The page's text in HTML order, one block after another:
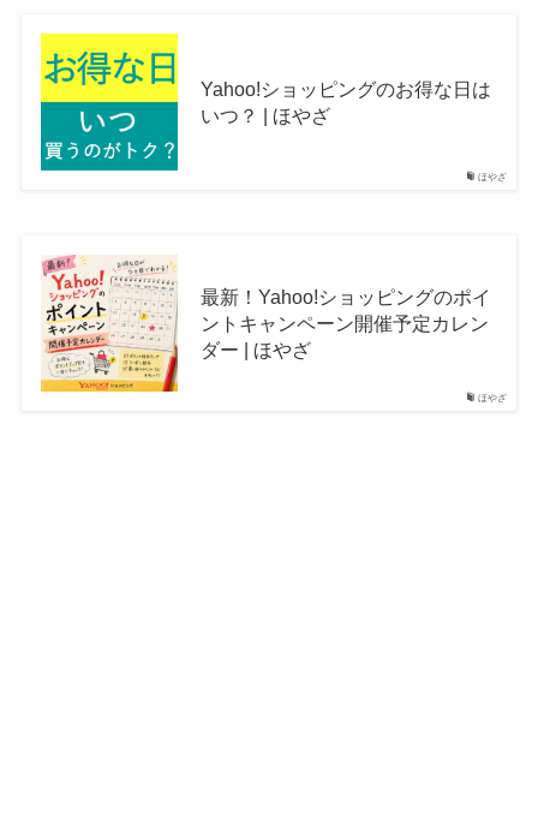
ほやざ
Yahoo!ショッピングのお得な日は
いつ？ | ほやざ
ほやざ
最新！Yahoo!ショッピングのポイ
ントキャンペーン開催予定カレン
ダー | ほやざ